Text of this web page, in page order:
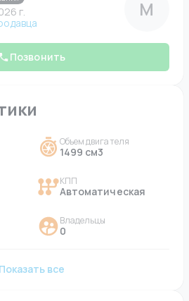
г.
M
Позвонить
Объем двигателя
1499 см3
КПП
Автоматическая
Владельцы
0
Показать все